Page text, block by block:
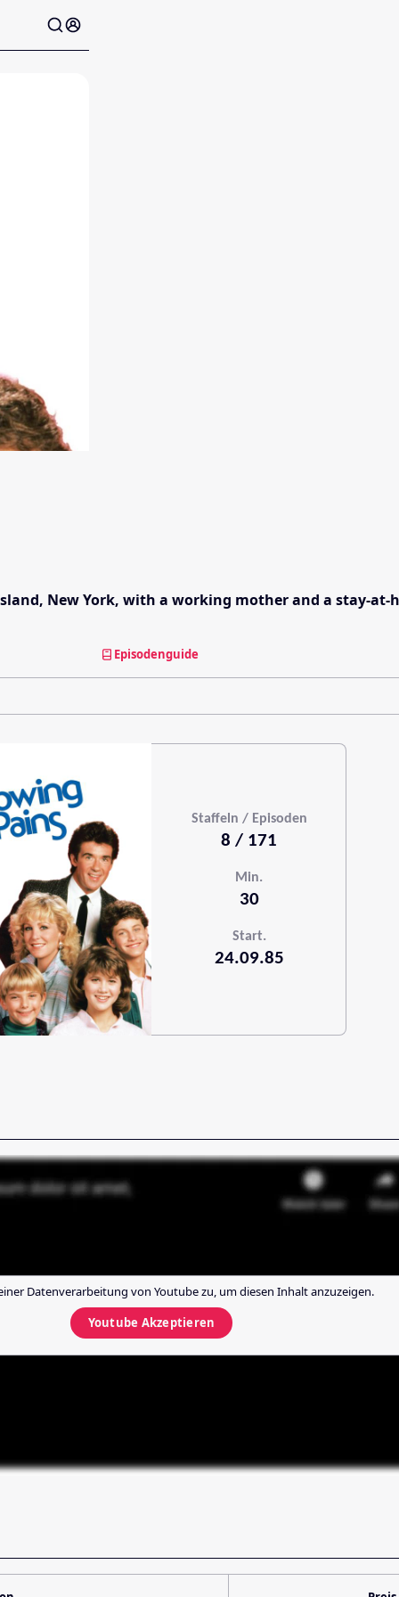
New York, with a working mother and a stay-
Episodenguide
Staffeln / Episoden
8 / 171
Min.
30
Start.
24.09.85
Datenverarbeitung von Youtubezu, um diesen Inhalt anzuzeigen.
Youtube Akzeptieren